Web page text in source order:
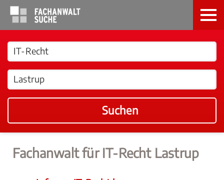
Suchen
Fachanwalt für IT-Recht Lastrup